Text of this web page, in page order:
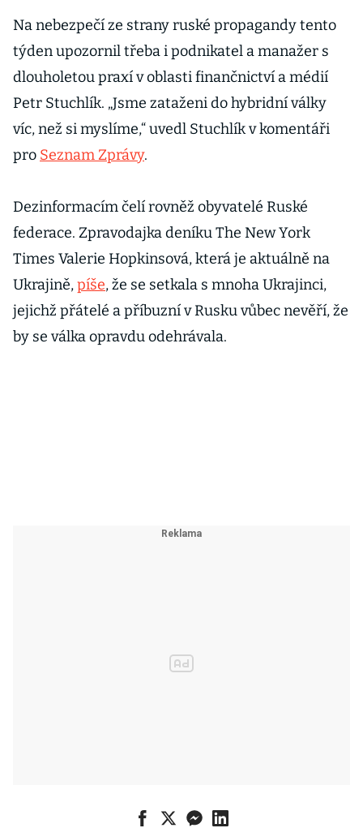
Na nebezpečí ze strany ruské propagandy tento
týden upozornil třeba i podnikatel a manažer s
dlouholetou praxí v oblasti finančnictví a médií
Petr Stuchlík. „Jsme zataženi do hybridní války
víc, než si myslíme,“ uvedl Stuchlík v komentáři
pro Seznam Zprávy.
Dezinformacím čelí rovněž obyvatelé Ruské
federace. Zpravodajka deníku The New York
Times Valerie Hopkinsová, která je aktuálně na
Ukrajině,píše, že se setkala s mnoha Ukrajinci,
jejichž přátelé a příbuzní v Rusku vůbec nevěří, že
by se válka opravdu odehrávala.